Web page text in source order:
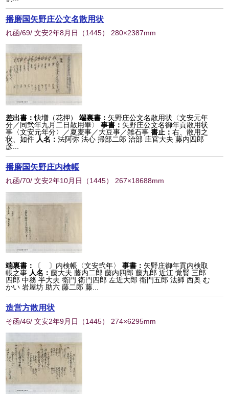
播磨国矢野庄公文名散用状
れ函/69/ 文安2年8月日 （1445） 280×2387mm
差出書：快増（花押） 端裏書： 矢野庄公文名散用状〈文安元年
分／同弐年九月二日散用畢〉
事書： 矢野庄公文名御年貢散用状
事〈文安元年分〉／夏麦事／大豆事／雑石事 書止：右、散用之
状、如件 人名：法阿弥 法心 掃部二郎 治部 庄官大夫 藤内四郎
彦...
播磨国矢野庄内検帳
れ函/70/ 文安2年10月日 （1445） 267×18688mm
端裏書： 〔 〕内検帳〈文安弐年〉 事書： 矢野庄御年貢内検取
帳之事 人名：藤大夫 藤内二郎 藤内四郎 藤九郎 近江 覚賢 三郎
四郎 中務 半大夫 衛門 衛門四郎 左近大郎 衛門五郎 法師 西奥 む
かい 岩屋坊 助六 藤二郎 藤...
造営方散用状
そ函/46/ 文安2年9月日 （1445） 274×6295mm